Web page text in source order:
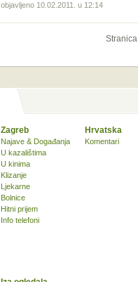
objavljeno 10.02.2011. u 12:14
Stranica
Zagreb
Najave & Događanja
U kazalištima
U kinima
Klizanje
Ljekarne
Bolnice
Hitni prijem
Info telefoni
Hrvatska
Komentari